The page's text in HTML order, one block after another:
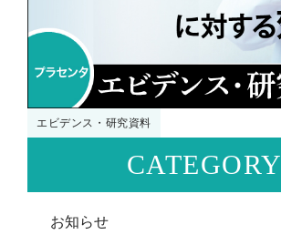
CATEGORY
お知らせ
エビデンス・研究資料